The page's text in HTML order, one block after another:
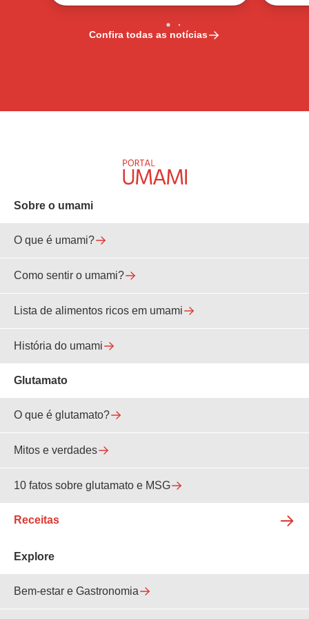
Confira todas as notícias
Sobre o umami
O que é umami?
Como sentir o umami?
Lista de alimentos ricos em umami
História do umami
Glutamato
O que é glutamato?
Mitos e verdades
10 fatos sobre glutamato e MSG
Receitas
Explore
Bem-estar e Gastronomia